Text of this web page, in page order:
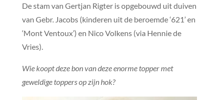
De stam van Gertjan Rigter is opgebouwd uit duiven
van Gebr. Jacobs (kinderen uit de beroemde ‘621’ en
‘Mont Ventoux’) en Nico Volkens (via Hennie de
Vries).
Wie koopt deze bon van deze enorme topper met
geweldige toppers op zijn hok?